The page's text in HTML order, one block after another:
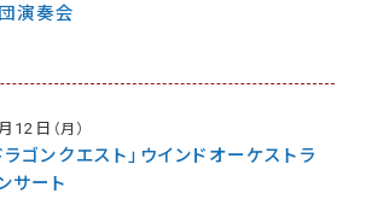
演奏会
12日 （月）
ラゴンクエスト」ウインドオーケストラ
サート